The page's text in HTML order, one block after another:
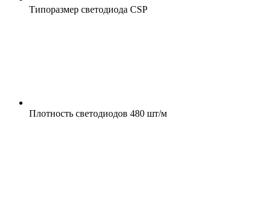
Типоразмер светодиода CSP
Плотность светодиодов 480 шт/м